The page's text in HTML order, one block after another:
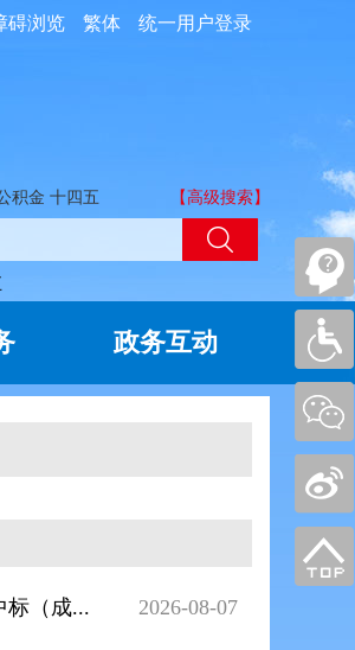
统一用户登录
繁体
碍浏览
积金 十四五 【高级搜索】
政务互动
标（成... 2026-08-07